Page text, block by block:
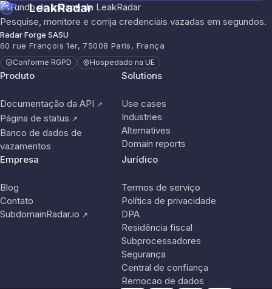
LeakRadar
Pesquise, monitore e corrija credenciais vazadas em segundos.
Radar Forge SASU
60 rue François 1er, 75008 Paris, França
Conforme RGPD Hospedado na UE
Produto
Documentação da API ↗
Página de status ↗
Banco de dados de
vazamentos
Solutions
Use cases
Industries
Alternatives
Domain reports
Empresa
Blog
Contato
SubdomainRadar.io ↗
Jurídico
Termos de serviço
Política de privacidade
DPA
Residência fiscal
Subprocessadores
Segurança
Central de confiança
Remocao de dados